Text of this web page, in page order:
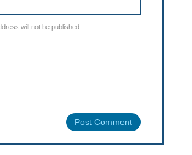
will not be published.